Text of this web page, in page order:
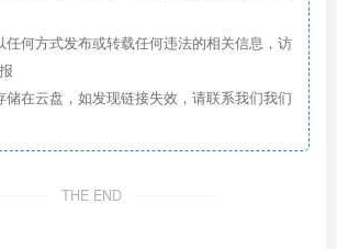
任何方式发布或转载任何违法的相关信息，访
储在云盘，如发现链接失效，请联系我们我们
THE END